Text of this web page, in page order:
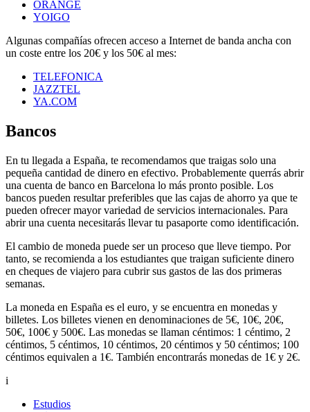
ORANGE
YOIGO
Algunas compañías ofrecen acceso a Internet de banda ancha con
un coste entre los 20€ y los 50€ al mes:
TELEFONICA
JAZZTEL
YA.COM
Bancos
En tu llegada a España, te recomendamos que traigas solo una
pequeña cantidad de dinero en efectivo. Probablemente querrás abrir
una cuenta de banco en Barcelona lo más pronto posible. Los
bancos pueden resultar preferibles que las cajas de ahorro ya que te
pueden ofrecer mayor variedad de servicios internacionales. Para
abrir una cuenta necesitarás llevar tu pasaporte como identificación.
El cambio de moneda puede ser un proceso que lleve tiempo. Por
tanto, se recomienda a los estudiantes que traigan suficiente dinero
en cheques de viajero para cubrir sus gastos de las dos primeras
semanas.
La moneda en España es el euro, y se encuentra en monedas y
billetes. Los billetes vienen en denominaciones de 5€, 10€, 20€,
50€, 100€ y 500€. Las monedas se llaman céntimos: 1 céntimo, 2
céntimos, 5 céntimos, 10 céntimos, 20 céntimos y 50 céntimos; 100
céntimos equivalen a 1€. También encontrarás monedas de 1€ y 2€.
i
Estudios